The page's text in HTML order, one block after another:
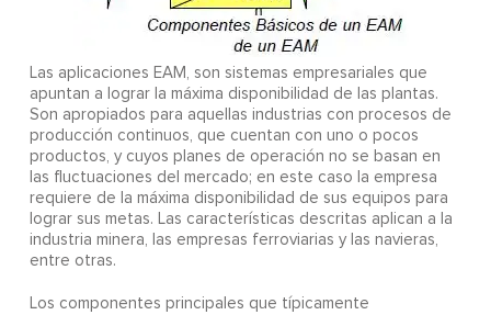
Las aplicaciones EAM, son sistemas empresariales que
apuntan a lograr la máxima disponibilidad de las plantas.
Son apropiados para aquellas industrias con procesos de
producción continuos, que cuentan con uno o pocos
productos, y cuyos planes de operación no se basan en
las fluctuaciones del mercado; en este caso la empresa
requiere de la máxima disponibilidad de sus equipos para
lograr sus metas. Las características descritas aplican a la
industria minera, las empresas ferroviarias y las navieras,
entre otras.
Los componentes principales que típicamente